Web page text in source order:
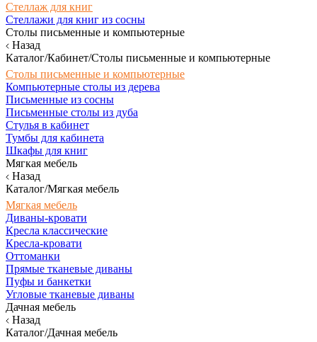
Стеллаж для книг
Стеллажи для книг из сосны
Столы письменные и компьютерные
Назад
Каталог/Кабинет/Столы письменные и компьютерные
Столы письменные и компьютерные
Компьютерные столы из дерева
Письменные из сосны
Письменные столы из дуба
Стулья в кабинет
Тумбы для кабинета
Шкафы для книг
Мягкая мебель
Назад
Каталог/Мягкая мебель
Мягкая мебель
Диваны-кровати
Кресла классические
Кресла-кровати
Оттоманки
Прямые тканевые диваны
Пуфы и банкетки
Угловые тканевые диваны
Дачная мебель
Назад
Каталог/Дачная мебель